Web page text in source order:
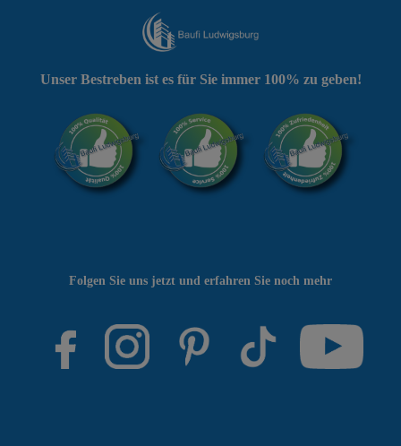
Folgen Sie uns jetzt und erfahren Sie noch mehr
Unser Bestreben ist es für Sie immer 100% zu geben!